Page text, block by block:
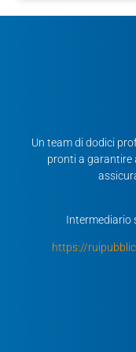
Un team di dodici
pronti a garantire
Intermediario
https://